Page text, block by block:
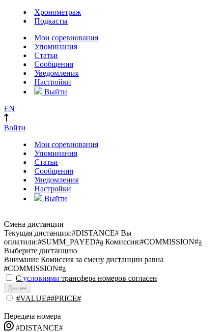
Хронометраж
Подкасты
Мои соревнования
Упоминания
Статьи
Сообщения
Уведомления
Настройки
Выйти
EN
Войти
Мои соревнования
Упоминания
Статьи
Сообщения
Уведомления
Настройки
Выйти
Смена дистанции
Текущая дистанция:#DISTANCE# Вы
оплатили:#SUMM_PAYED#a Комиссия:#COMMISSION#a
Выберите дистанцию
Внимание Комиссия за смену дистанции равна
#COMMISSION#a
С условиями трансфера номеров согласен
Далее
#VALUE##PRICE#
Передача номера
#DISTANCE#